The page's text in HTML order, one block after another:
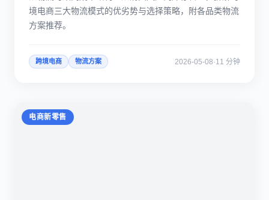
境电商三大物流模式的优劣势与选择策略，附各品类物流
方案推荐。
跨境电商 物流方案 2026-05-08·11 分钟
电商新零售